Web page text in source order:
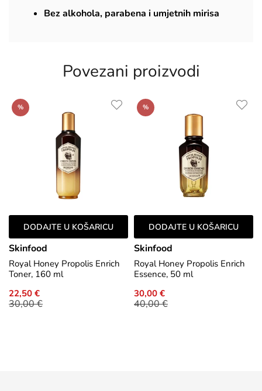
Bez alkohola, parabena i umjetnih mirisa
Povezani proizvodi
%
DODAJTE U KOŠARICU
Skinfood
Royal Honey Propolis Enrich
Toner, 160 ml
22,50 €
30,00 €
%
DODAJTE U KOŠARICU
Skinfood
Royal Honey Propolis Enrich
Essence, 50 ml
30,00 €
40,00 €